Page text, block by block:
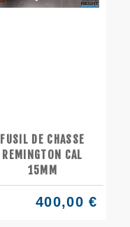
FUSIL DE CHASSE
REMINGTON CAL
15MM
400,00 €